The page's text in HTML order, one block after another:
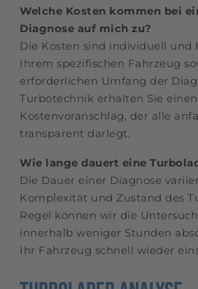
Welche Kosten kommen bei
Diagnose auf mich zu?
Die Kosten sind individuell und
Ihrem spezifischen Fahrzeug
erforderlichen Umfang der
Turbotechnik erhalten Sie
Kostenvoranschlag, der alle
transparent darlegt.
Wie lange dauert eine
Die Dauer einer Diagnose
Komplexität und Zustand des
Regel können wir die
innerhalb weniger Stunden
Ihr Fahrzeug schnell wieder